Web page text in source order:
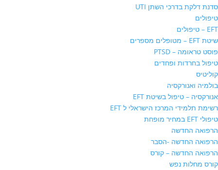
סדנת דלקת בדרכי השתן UTI
טיפולים
EFT – טיפולים
שיטת EFT – מטופלים מספרים
פוסט טראומה – PTSD
טיפול בחרדות ופחדים
קוליטיס
בולמיה ואנורקסיה
אנורקסיה – טיפול בשיטת EFT
רשימת תלמידי המרכז הישראלי ל EFT
טיפולי EFT במחיר מופחת
הרפואה החדשה
הרפואה החדשה -הסבר
הרפואה החדשה – קורס
קורס מחלות נפש